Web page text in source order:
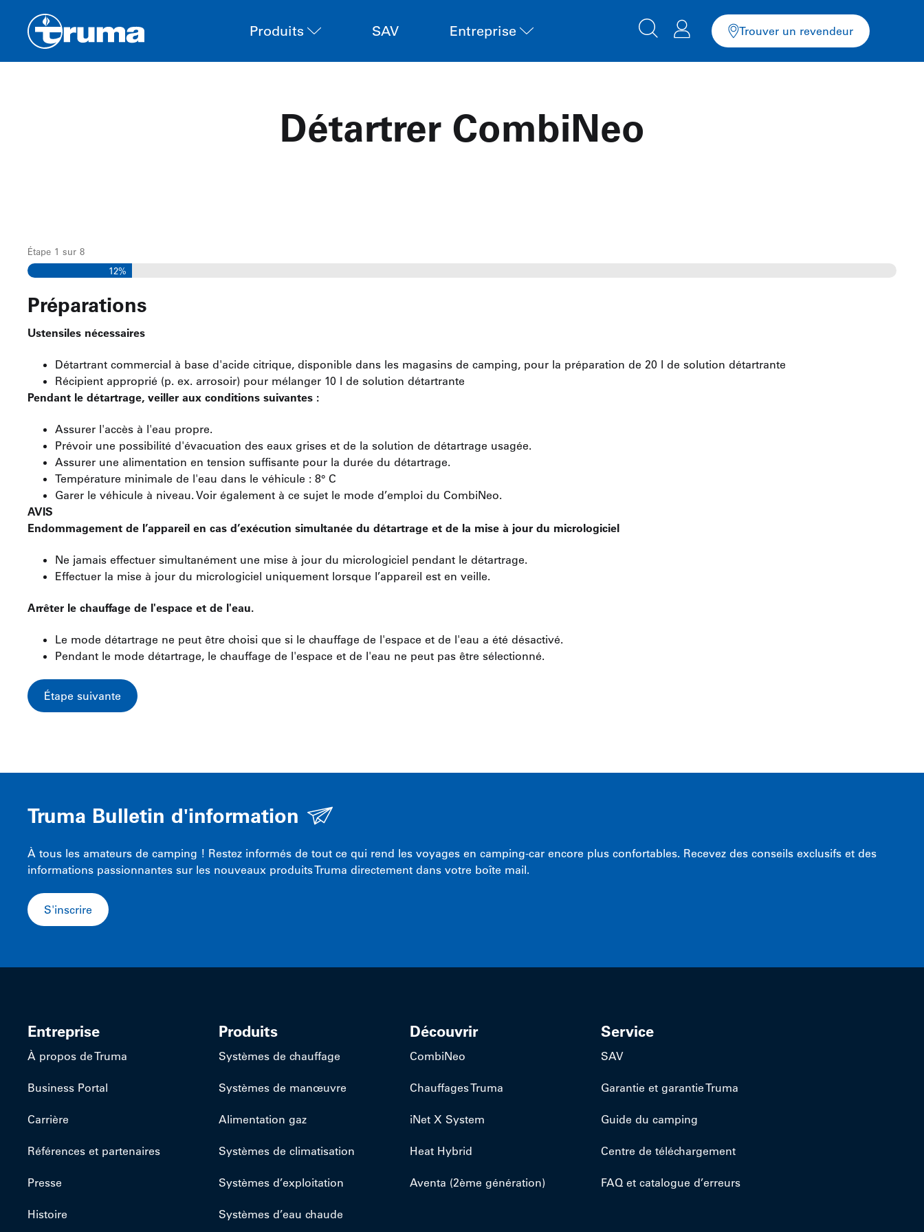
Produits SAV Entreprise Trouver un revendeur
Détartrer CombiNeo
Étape 1 sur 8
12%
Préparations
Ustensiles nécessaires
Détartrant commercial à base d'acide citrique, disponible dans les magasins de camping, pour la préparation de 20 l de solution détartrante
Récipient approprié (p. ex. arrosoir) pour mélanger 10 l de solution détartrante
Pendant le détartrage, veiller aux conditions suivantes :
Assurer l'accès à l'eau propre.
Prévoir une possibilité d'évacuation des eaux grises et de la solution de détartrage usagée.
Assurer une alimentation en tension suffisante pour la durée du détartrage.
Température minimale de l'eau dans le véhicule : 8° C
Garer le véhicule à niveau. Voir également à ce sujet le mode d’emploi du CombiNeo.
AVIS
Endommagement de l’appareil en cas d’exécution simultanée du détartrage et de la mise à jour du micrologiciel
Ne jamais effectuer simultanément une mise à jour du micrologiciel pendant le détartrage.
Effectuer la mise à jour du micrologiciel uniquement lorsque l’appareil est en veille.
Arrêter le chauffage de l'espace et de l'eau.
Le mode détartrage ne peut être choisi que si le chauffage de l'espace et de l'eau a été désactivé.
Pendant le mode détartrage, le chauffage de l'espace et de l'eau ne peut pas être sélectionné.
Truma Bulletin d'information
À tous les amateurs de camping ! Restez informés de tout ce qui rend les voyages en camping-car encore plus confortables. Recevez des conseils exclusifs et des
informations passionnantes sur les nouveaux produits Truma directement dans votre boîte mail.
S'inscrire
Entreprise
À propos de Truma
Business Portal
Carrière
Références et partenaires
Presse
Histoire
Produits
Systèmes de chauffage
Systèmes de manœuvre
Alimentation gaz
Systèmes de climatisation
Systèmes d’exploitation
Systèmes d’eau chaude
Découvrir
CombiNeo
Chauffages Truma
iNet X System
Heat Hybrid
Aventa (2ème génération)
Service
SAV
Garantie et garantie Truma
Guide du camping
Centre de téléchargement
FAQ et catalogue d’erreurs